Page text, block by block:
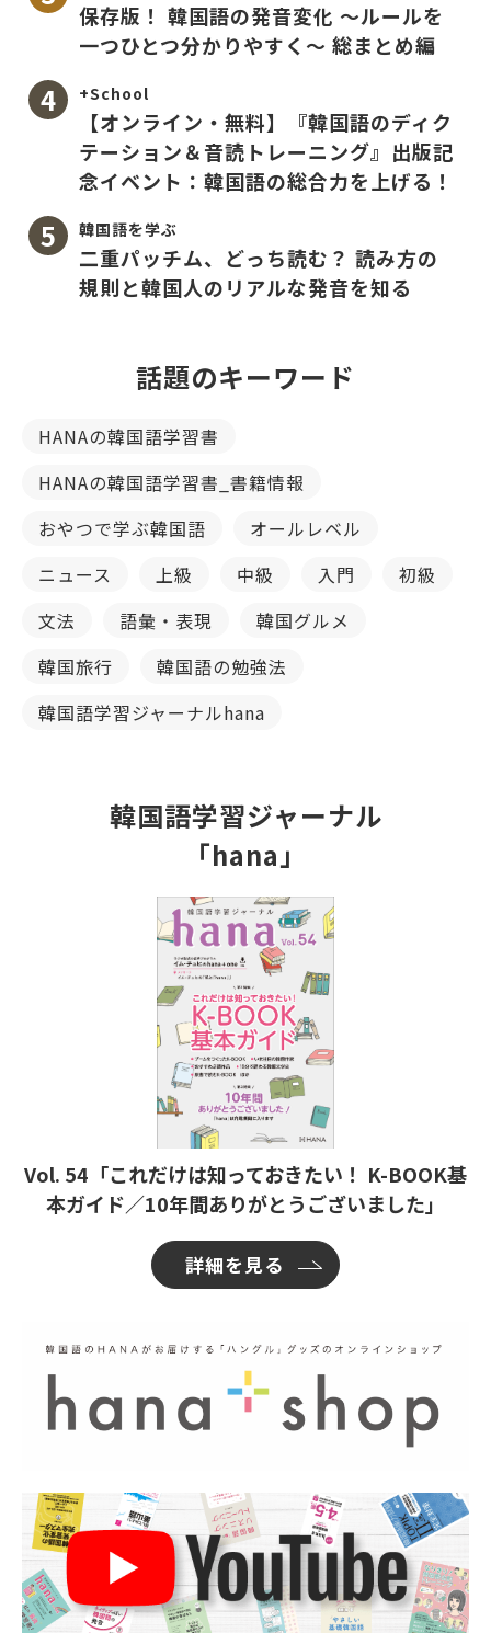
保存版！ 韓国語の発音変化 〜ルールを
一つひとつ分かりやすく〜 総まとめ編
+School
【オンライン・無料】『韓国語のディク
テーション＆音読トレーニング』出版記
念イベント：韓国語の総合力を上げる！
韓国語を学ぶ
二重パッチム、どっち読む？ 読み方の
規則と韓国人のリアルな発音を知る
話題のキーワード
HANAの韓国語学習書
HANAの韓国語学習書_書籍情報
おやつで学ぶ韓国語
オールレベル
ニュース
上級 中級 入門
初級
文法
語彙・表現
韓国グルメ
韓国旅行
韓国語の勉強法
韓国語学習ジャーナルhana
韓国語学習ジャーナル
「hana」
Vol. 54「これだけは知っておきたい！ K-BOOK基
本ガイド／10年間ありがとうございました」
詳細を見る